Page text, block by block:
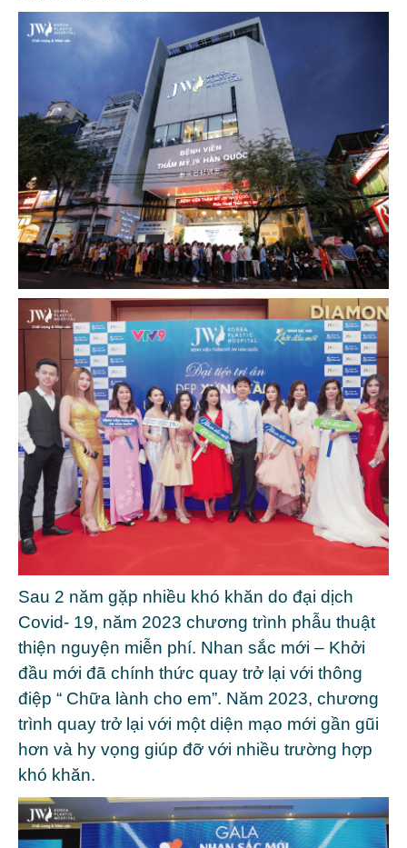
Sau 2 năm gặp nhiều khó khăn do đại dịch
Covid- 19, năm 2023 chương trình phẫu thuật
thiện nguyện miễn phí. Nhan sắc mới – Khởi
đầu mới đã chính thức quay trở lại với thông
điệp “ Chữa lành cho em”. Năm 2023, chương
trình quay trở lại với một diện mạo mới gần gũi
hơn và hy vọng giúp đỡ với nhiều trường hợp
khó khăn.